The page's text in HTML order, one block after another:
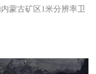
蒙古矿区1米分辨率卫